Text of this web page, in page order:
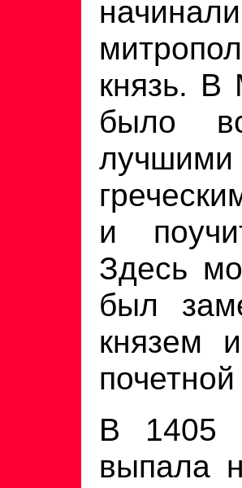
князь. В
было
и
Здесь
был
князем
В 1405
выпала